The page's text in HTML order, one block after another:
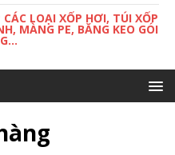
LOẠI XỐP HƠI, TÚI XỐP
MÀNG PE, BĂNG KEO GÓI